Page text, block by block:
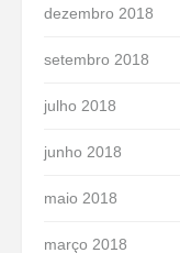
dezembro 2018
setembro 2018
julho 2018
junho 2018
maio 2018
março 2018